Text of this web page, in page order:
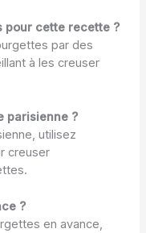
pour cette recette ?
par des
à les creuser
parisienne ?
utilisez
creuser
?
en avance,